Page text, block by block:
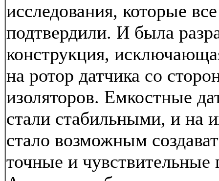
исследования, которые
подтвердили. И была
конструкция,
на ротор датчика со
изоляторов. Емкостные
стали стабильными, и на
стало возможным
точные и